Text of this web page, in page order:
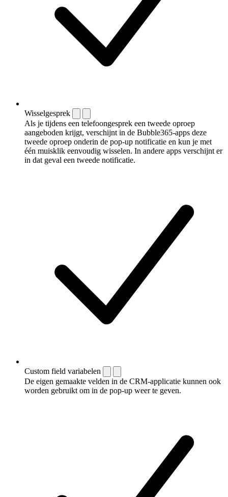
Wisselgesprek
Als je tijdens een telefoongesprek een tweede oproep
aangeboden krijgt, verschijnt in de Bubble365-apps deze
tweede oproep onderin de pop-up notificatie en kun je met
één muisklik eenvoudig wisselen. In andere apps verschijnt er
in dat geval een tweede notificatie.
Custom field variabelen
De eigen gemaakte velden in de CRM-applicatie kunnen ook
worden gebruikt om in de pop-up weer te geven.